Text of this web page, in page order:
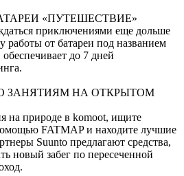
«ПУТЕШЕСТВИЕ»
приключениями еще дольше
работы от батареи под названием
до 7 дней
ЗАНЯТИЯМ НА ОТКРЫТОМ
на природе в komoot, ищите
FATMAP и находите лучшие
Suunto предлагают средства,
новый забег по пересеченной